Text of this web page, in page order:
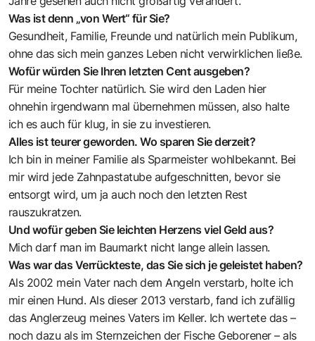
Was ist denn „von Wert“ für Sie?
Gesundheit, Familie, Freunde und natürlich mein Publikum,
ohne das sich mein ganzes Leben nicht verwirklichen ließe.
Wofür würden Sie Ihren letzten Cent ausgeben?
Für meine Tochter natürlich. Sie wird den Laden hier
ohnehin irgendwann mal übernehmen müssen, also halte
ich es auch für klug, in sie zu investieren.
Alles ist teurer geworden. Wo sparen Sie derzeit?
Ich bin in meiner Familie als Sparmeister wohlbekannt. Bei
mir wird jede Zahnpastatube aufgeschnitten, bevor sie
entsorgt wird, um ja auch noch den letzten Rest
rauszukratzen.
Und wofür geben Sie leichten Herzens viel Geld aus?
Mich darf man im Baumarkt nicht lange allein lassen.
Was war das Verrückteste, das Sie sich je geleistet haben?
Als 2002 mein Vater nach dem Angeln verstarb, holte ich
mir einen Hund. Als dieser 2013 verstarb, fand ich zufällig
das Anglerzeug meines Vaters im Keller. Ich wertete das –
noch dazu als im Sternzeichen der Fische Geborener – als